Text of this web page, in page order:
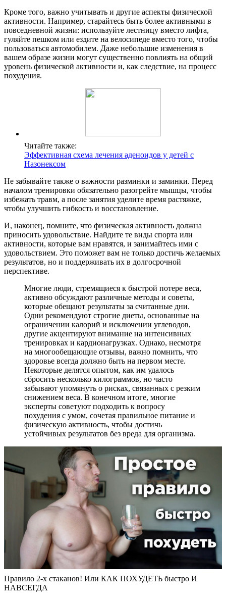
Кроме того, важно учитывать и другие аспекты физической
активности. Например, старайтесь быть более активными в
повседневной жизни: используйте лестницу вместо лифта,
гуляйте пешком или ездите на велосипеде вместо того, чтобы
пользоваться автомобилем. Даже небольшие изменения в
вашем образе жизни могут существенно повлиять на общий
уровень физической активности и, как следствие, на процесс
похудения.
Читайте также:
Эффективная схема лечения аденоидов у детей с
Назонексом
Не забывайте также о важности разминки и заминки. Перед
началом тренировки обязательно разогрейте мышцы, чтобы
избежать травм, а после занятия уделите время растяжке,
чтобы улучшить гибкость и восстановление.
И, наконец, помните, что физическая активность должна
приносить удовольствие. Найдите те виды спорта или
активности, которые вам нравятся, и занимайтесь ими с
удовольствием. Это поможет вам не только достичь желаемых
результатов, но и поддерживать их в долгосрочной
перспективе.
Многие люди, стремящиеся к быстрой потере веса,
активно обсуждают различные методы и советы,
которые обещают результаты за считанные дни.
Одни рекомендуют строгие диеты, основанные на
ограничении калорий и исключении углеводов,
другие акцентируют внимание на интенсивных
тренировках и кардионагрузках. Однако, несмотря
на многообещающие отзывы, важно помнить, что
здоровье всегда должно быть на первом месте.
Некоторые делятся опытом, как им удалось
сбросить несколько килограммов, но часто
забывают упомянуть о рисках, связанных с резким
снижением веса. В конечном итоге, многие
эксперты советуют подходить к вопросу
похудения с умом, сочетая правильное питание и
физическую активность, чтобы достичь
устойчивых результатов без вреда для организма.
Правило 2-х стаканов! Или КАК ПОХУДЕТЬ быстро И
НАВСЕГДА